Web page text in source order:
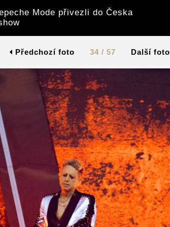
Mode přivezli do Česka
Předchozí foto 34 / 57 Další foto